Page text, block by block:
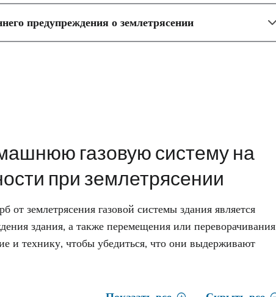
предупреждения о землетрясении
газовую систему на
при землетрясении
от землетрясения газовой системы здания является
здания, а также перемещения или переворачивания
и технику, чтобы убедиться, что они выдерживают